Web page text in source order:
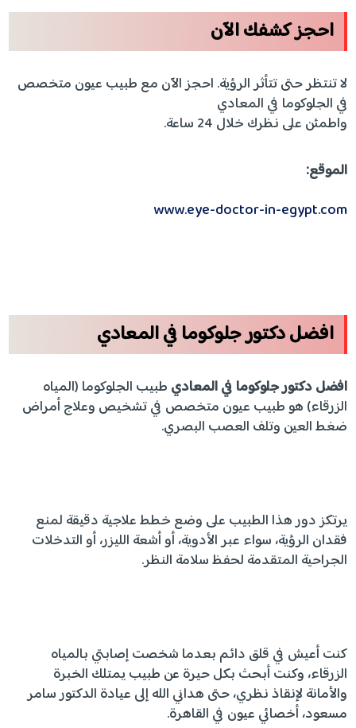
احجز كشفك الآن
لا تنتظر حتى تتأثر الرؤية. احجز الآن مع طبيب عيون متخصص
في الجلوكوما في المعادي
واطمئن على نظرك خلال 24 ساعة.
الموقع:
www.eye-doctor-in-egypt.com
افضل دكتور جلوكوما في المعادي
افضل دكتور جلوكوما في المعادي طبيب الجلوكوما (المياه
الزرقاء) هو طبيب عيون متخصص في تشخيص وعلاج أمراض
ضغط العين وتلف العصب البصري.
يرتكز دور هذا الطبيب على وضع خطط علاجية دقيقة لمنع
فقدان الرؤية، سواء عبر الأدوية، أو أشعة الليزر، أو التدخلات
الجراحية المتقدمة لحفظ سلامة النظر.
كنت أعيش في قلق دائم بعدما شخصت إصابتي بالمياه
الزرقاء، وكنت أبحث بكل حيرة عن طبيب يمتلك الخبرة
والأمانة لإنقاذ نظري، حتى هداني الله إلى عيادة الدكتور سامر
مسعود، أخصائي عيون في القاهرة.